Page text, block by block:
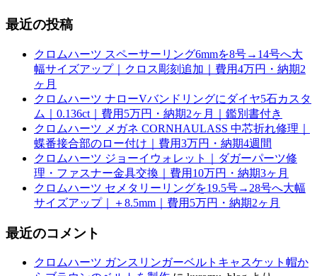
最近の投稿
クロムハーツ スペーサーリング6mmを8号→14号へ大
幅サイズアップ｜クロス彫刻追加｜費用4万円・納期2
ヶ月
クロムハーツ ナローVバンドリングにダイヤ5石カスタ
ム｜0.136ct｜費用5万円・納期2ヶ月｜鑑別書付き
クロムハーツ メガネ CORNHAULASS 中芯折れ修理｜
蝶番接合部のロー付け｜費用3万円・納期4週間
クロムハーツ ジョーイウォレット｜ダガーパーツ修
理・ファスナー金具交換｜費用10万円・納期3ヶ月
クロムハーツ セメタリーリングを19.5号→28号へ大幅
サイズアップ｜＋8.5mm｜費用5万円・納期2ヶ月
最近のコメント
クロムハーツ ガンスリンガーベルトキャスケット帽か